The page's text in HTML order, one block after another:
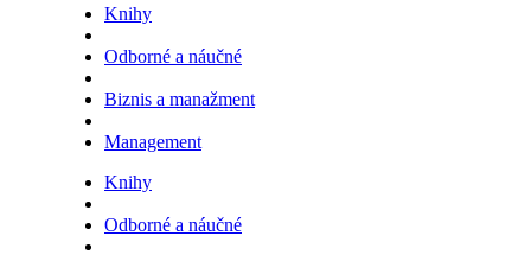
Knihy
Odborné a náučné
Biznis a manažment
Management
Knihy
Odborné a náučné